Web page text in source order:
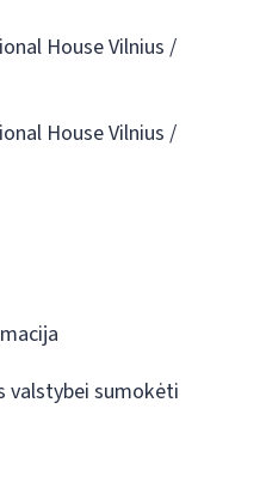
House Vilnius /
House Vilnius /
valstybei sumokėti